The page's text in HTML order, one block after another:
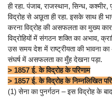
ही रहा. पंजाब, राजस्थान, सिन्ध, कश्मीर,
विद्रोह से अछूता ही रहा. इसके साथ ही
करना विद्रोह की असफलता का मुख्य
विद्रोहियों में संगठन शक्ति का अभाव,
उस समय देश में राष्ट्रीयता की भावना
संघर्ष में असफलता का मुँह देखना पड़ा.
> 1857 ई. के विद्रोह के परिणाम
> 1857 ई. के विद्रोह के निम्नलिखित
(1) सेना का पुनर्गठन – इस विद्रोह के